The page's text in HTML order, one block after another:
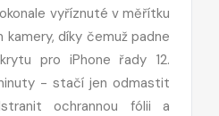
vyříznuté v měřítku
kamery, díky čemuž padne
pro iPhone řady 12.
- stačí jen odmastit
ochrannou fólii a